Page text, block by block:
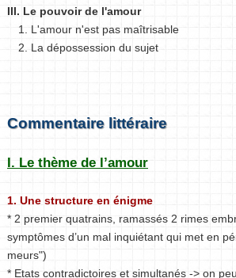
III. Le pouvoir de l'amour
1. L'amour n'est pas maîtrisable
2. La dépossession du sujet
Commentaire littéraire
I. Le thème de l’amour
1. Une structure en énigme
* 2 premier quatrains, ramassés 2 rimes
symptômes d’un mal inquiétant qui met en
meurs")
* Etats contradictoires et simultanés -> on